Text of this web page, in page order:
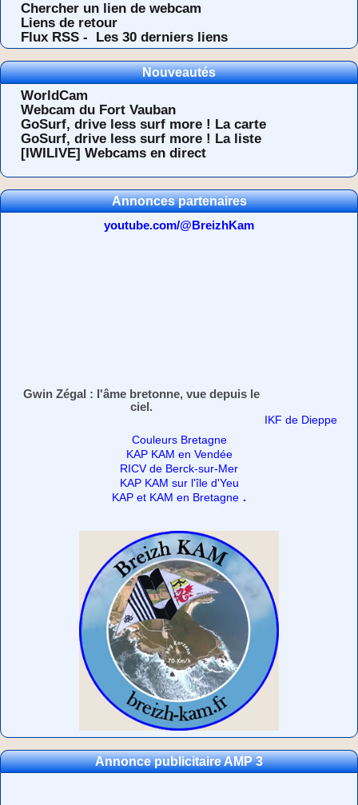
Chercher un lien de webcam
Liens de retour
Flux RSS -
Les 30 derniers liens
Nouveautés
WorldCam
Webcam du Fort Vauban
GoSurf, drive less surf more ! La carte
GoSurf, drive less surf more ! La liste
[IWILIVE] Webcams en direct
Annonces partenaires
youtube.com/@BreizhKam
Gwin Zégal : l'âme bretonne, vue depuis le
ciel.
IKF de Dieppe
Couleurs Bretagne
KAP KAM en Vendée
RICV de Berck-sur-Mer
KAP KAM sur l'île d'Yeu
KAP et KAM en Bretagne .
Annonce publicitaire AMP 3